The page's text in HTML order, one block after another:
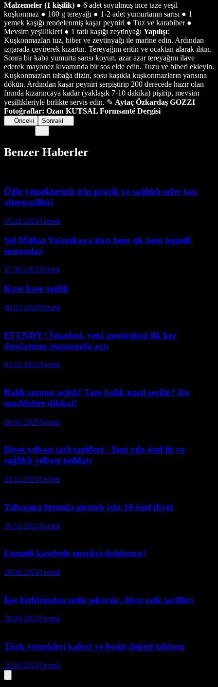
Malzemeler (1 kişilik) ● 6 adet soyulmuş ince taze yeşil
kuşkonmaz ● 100 g tereyağı ● 1-2 adet yumurtanın sarısı ● 1
yemek kaşığı rendelenmiş kaşar peyniri ● Tuz ve karabiber ●
Mevsim yeşillikleri ● 1 tatlı kaşığı zeytinyağı Yapılışı:
Kuşkonmazları tuz, biber ve zeytinyağı ile marine edin. Ardından
ızgarada çevirerek kızartın. Tereyağını eritin ve ocaktan alarak ılıtın.
Sonra bir kaba yumurta sarısı koyun, azar azar tereyağını ilave
ederek mayonez kıvamında bir sos elde edin. Tuzu ve biberi ekleyin.
Kuşkonmazları tabağa dizin, sosu kaşıkla kuşkonmazların yarısına
dökün. Ardından kaşar peyniri serpiştirip 200 derecede hazır olan
fırında kızarıncaya kadar (yaklaşık 7-10 dakika) pişirip, mevsim
yeşillikleriyle birlikte servis edin. ✎ Aytaç Özkardaş GOZZI
Fotoğraflar: Ozan KUTSAL Formsanté Dergisi
Önceki Sonraki
Benzer Haberler
Öğle yemekleriniz için pratik ve sağlıklı sefer tası
alternatifleri
05.02.2024Yemek
Şef Mithat Yalçınkaya'dan hem şık hem lezzetli
sunumlar
17.06.2021Yemek
Kase kase sağlık
08.02.2020Yemek
EFENDY | İstanbul, yeni menüsünü ilk kez
dostlarının masasında açtı
03.12.2025Yemek
Balık sezonu açıldı! Taze balık nasıl seçilir? Bu
maddelere dikkat!
06.01.2025Yemek
Diyet yılbaşı tatlı tarifleri - Yeni yıla özel fit ve
sağlıklı yılbaşı tatlıları
31.12.2024Yemek
Yılbaşına formda girmek için 10 özel diyet
30.12.2024Yemek
Lezzetli kaselerle enerjiyi doldurun!
28.06.2024Yemek
İşte birbirinden nefis şekersiz, diyet tatlı tarifleri
28.03.2024Yemek
Türk yemekleri kalori ve besin değeri tablosu
20.03.2024Yemek